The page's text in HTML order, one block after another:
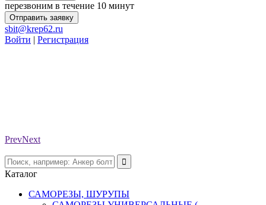
перезвоним в течение 10 минут
Отправить заявку
sbit@krep62.ru
Войти | Регистрация
PrevNext
Каталог
САМОРЕЗЫ, ШУРУПЫ